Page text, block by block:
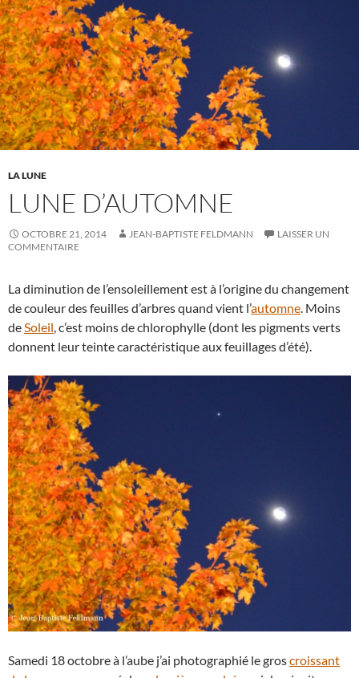
LA LUNE
LUNE D’AUTOMNE
OCTOBRE 21, 2014 JEAN-BAPTISTE FELDMANN
LAISSER UN
COMMENTAIRE
La diminution de l’ensoleillement est à l’origine du changement
de couleur des feuilles d’arbres quand vient l’automne . Moins
de Soleil , c’est moins de chlorophylle (dont les pigments verts
donnent leur teinte caractéristique aux feuillages d’été).
Samedi 18 octobre à l’aube j’ai photographié le groscroissant